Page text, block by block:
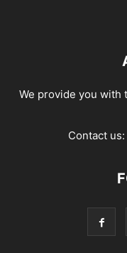
We provide you with
Contact us: